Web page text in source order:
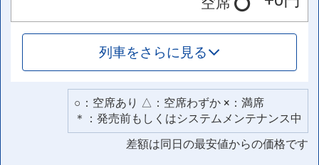
列車をさらに見る
○：空席あり △：空席わずか ×：満席
＊：発売前もしくはシステムメンテナンス中
差額は同日の最安値からの価格です